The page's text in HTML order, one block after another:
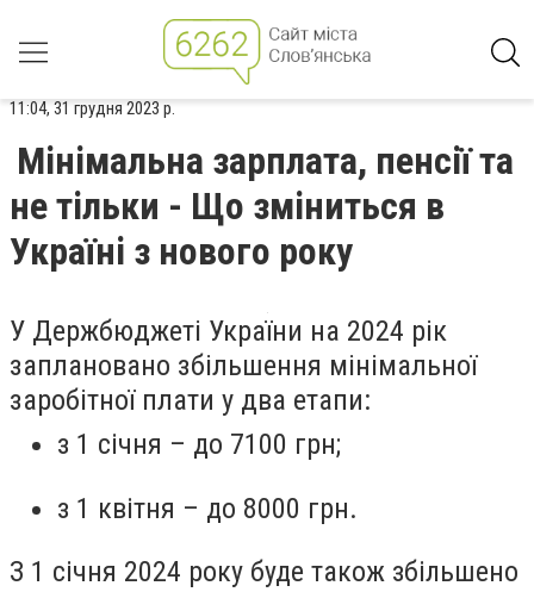
11:04, 31 грудня 2023 р.
Мінімальна зарплата, пенсії та
не тільки - Що зміниться в
Україні з нового року
У Держбюджеті України на 2024 рік
заплановано збільшення мінімальної
заробітної плати у два етапи:
з 1 січня – до 7100 грн;
з 1 квітня – до 8000 грн.
З 1 січня 2024 року буде також збільшено